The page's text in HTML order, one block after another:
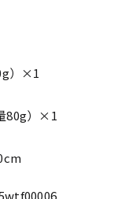
）×1
80g）×1